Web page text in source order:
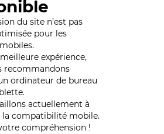
du site n’est pas
pour les
expérience,
recommandons
ordinateur de bureau
actuellement à
la compatibilité mobile.
compréhension !